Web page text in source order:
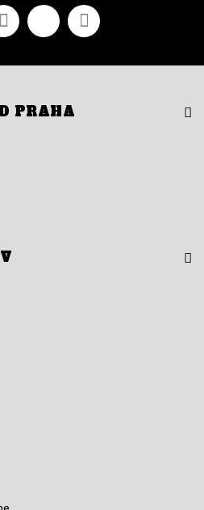
Vimeo Instagram
PRAHA